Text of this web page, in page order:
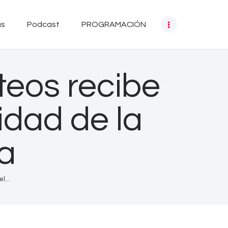
Podcast PROGRAMACIÓN
recibe
de la